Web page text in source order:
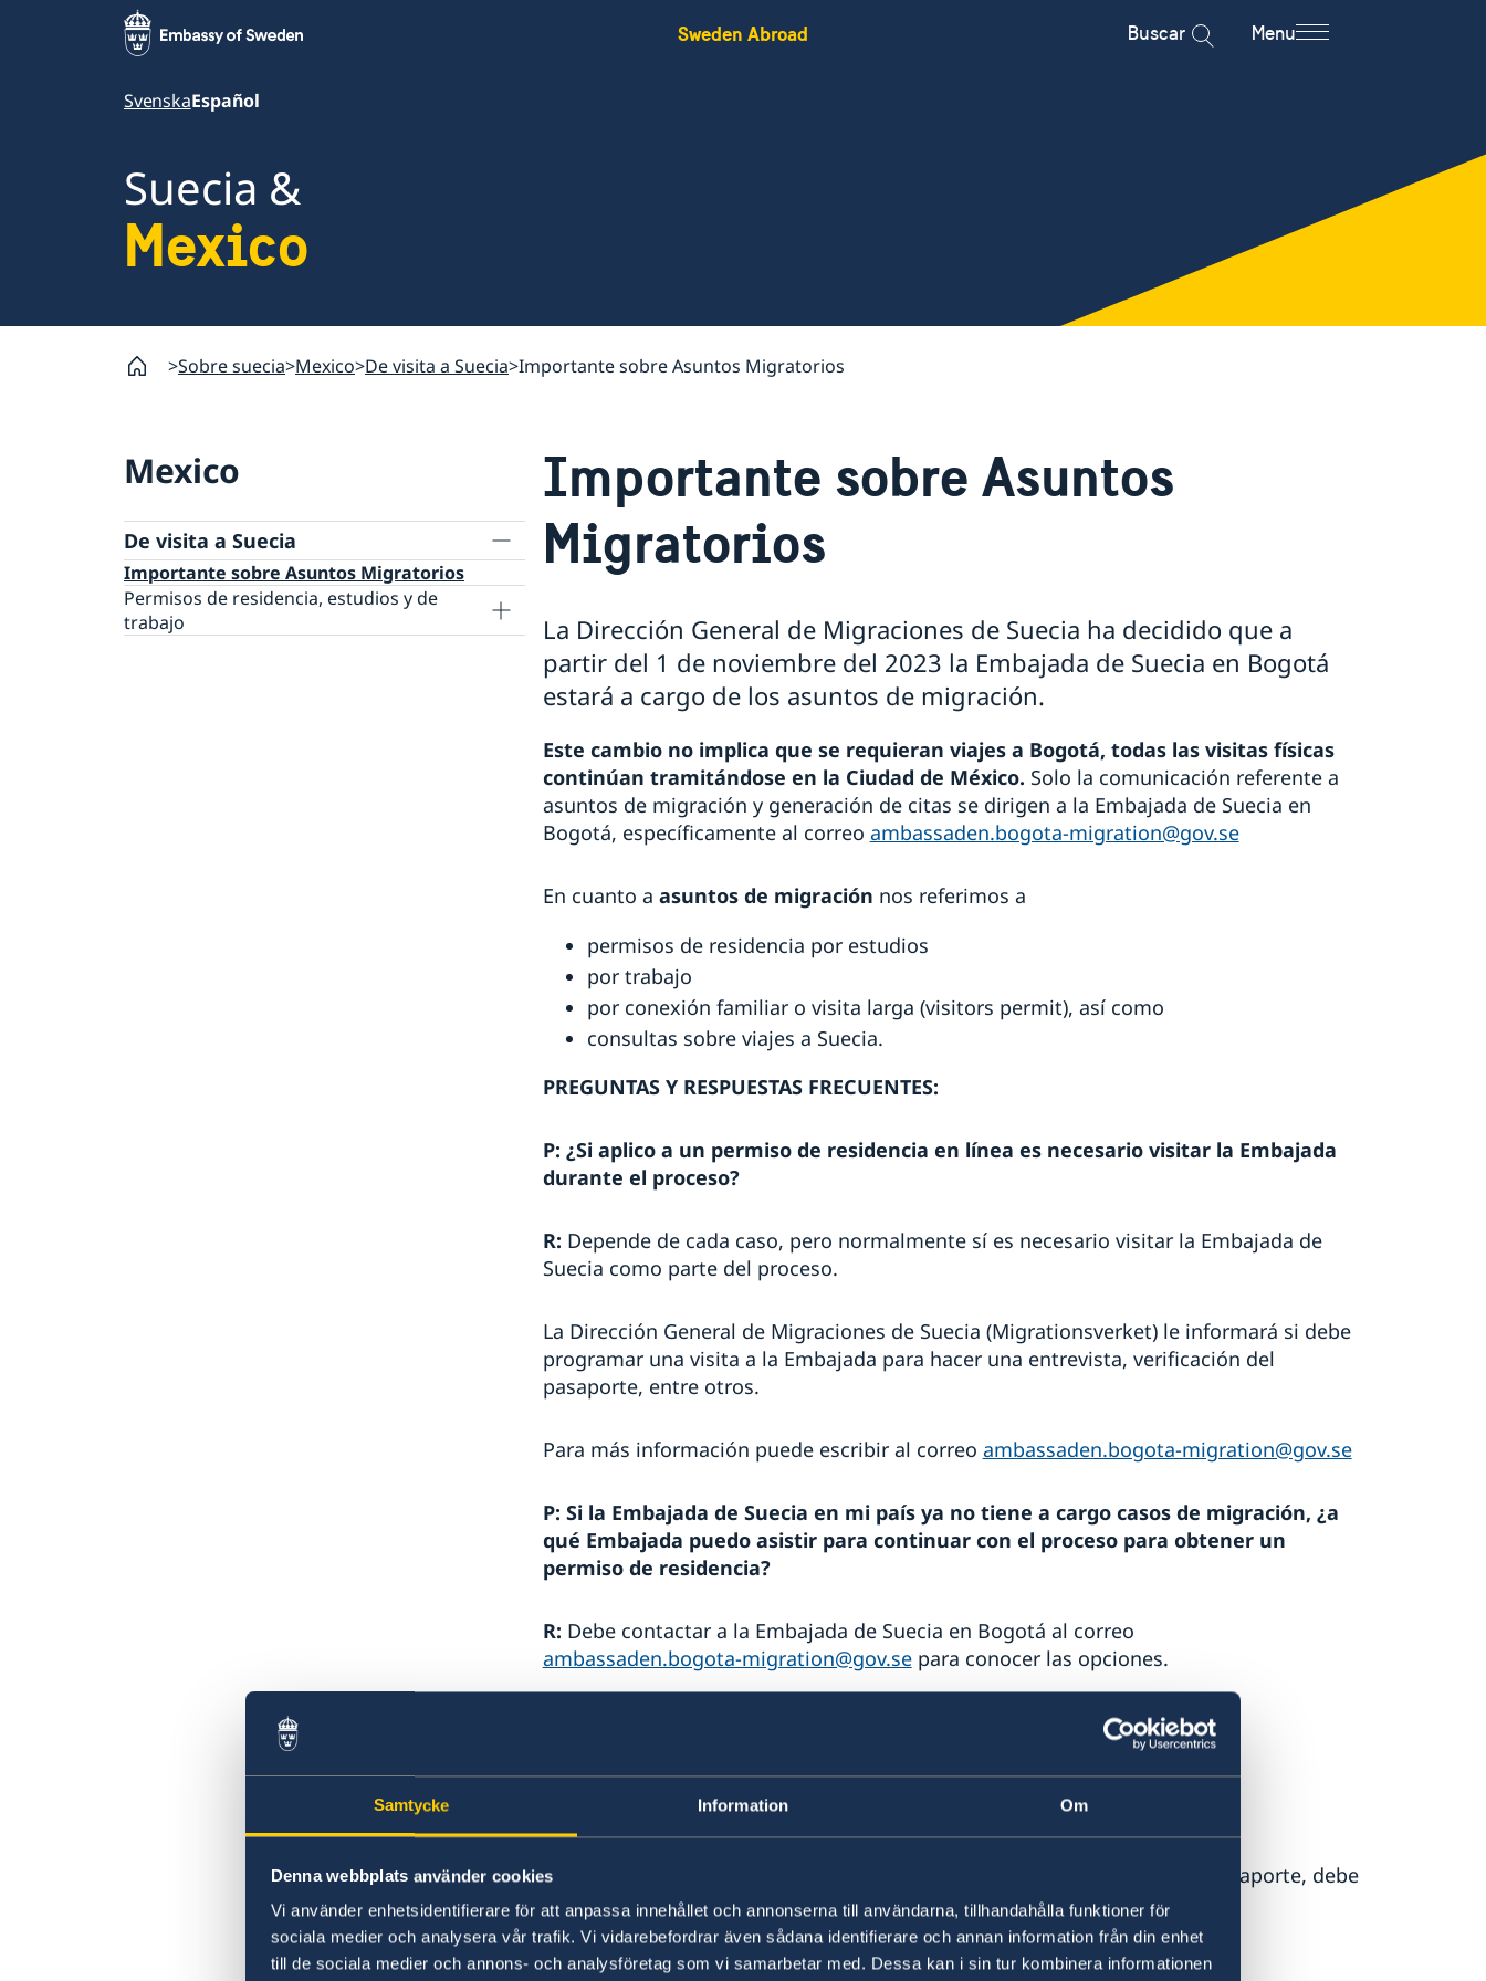
Samtycke Information Om
Denna webbplats använder cookies
Vi använder enhetsidentifierare för att anpassa innehållet och annonserna till användarna, tillhandahålla funktioner för
sociala medier och analysera vår trafik. Vi vidarebefordrar även sådana identifierare och annan information från din enhet
till de sociala medier och annons- och analysföretag som vi samarbetar med. Dessa kan i sin tur kombinera informationen
Sweden Abroad Buscar Menu
SvenskaEspañol
Suecia &
Mexico
Sobre suecia Mexico De visita a Suecia Importante sobre Asuntos Migratorios
Mexico
De visita a Suecia
Importante sobre Asuntos Migratorios
Permisos de residencia, estudios y de
trabajo
Importante sobre Asuntos
Migratorios
La Dirección General de Migraciones de Suecia ha decidido que a
partir del 1 de noviembre del 2023 la Embajada de Suecia en Bogotá
estará a cargo de los asuntos de migración.
Este cambio no implica que se requieran viajes a Bogotá, todas las visitas físicas
continúan tramitándose en la Ciudad de México. Solo la comunicación referente a
asuntos de migración y generación de citas se dirigen a la Embajada de Suecia en
Bogotá, específicamente al correo ambassaden.bogota-migration@gov.se
En cuanto a asuntos de migración nos referimos a
permisos de residencia por estudios
por trabajo
por conexión familiar o visita larga (visitors permit), así como
consultas sobre viajes a Suecia.
PREGUNTAS Y RESPUESTAS FRECUENTES:
P: ¿Si aplico a un permiso de residencia en línea es necesario visitar la Embajada
durante el proceso?
R: Depende de cada caso, pero normalmente sí es necesario visitar la Embajada de
Suecia como parte del proceso.
La Dirección General de Migraciones de Suecia (Migrationsverket) le informará si debe
programar una visita a la Embajada para hacer una entrevista, verificación del
pasaporte, entre otros.
Para más información puede escribir al correo ambassaden.bogota-migration@gov.se
P: Si la Embajada de Suecia en mi país ya no tiene a cargo casos de migración, ¿a
qué Embajada puedo asistir para continuar con el proceso para obtener un
permiso de residencia?
R: Debe contactar a la Embajada de Suecia en Bogotá al correo
ambassaden.bogota-migration@gov.separa conocer las opciones.
R:Para entrevistas puede utilizar el siguiente formato
Agendar una cita migración - Sweden Abroad
Si debe asistir a la Embajada para otros asuntos, como verificación de pasaporte, debe
contactar a la Embajada de Suecia en Bogotá al correo electrónico
ambassaden.bogota-migration@gov.se